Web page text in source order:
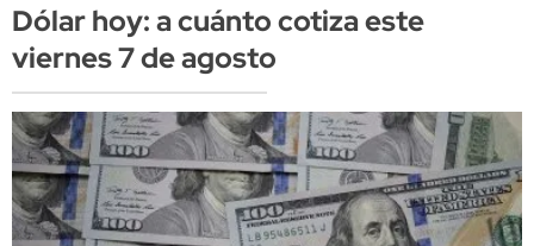
Dólar hoy: a cuánto cotiza este
viernes 7 de agosto